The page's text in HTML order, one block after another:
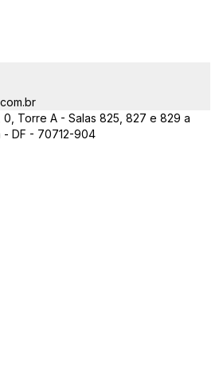
0, Torre A - Salas 825, 827 e 829 a
- DF - 70712-904